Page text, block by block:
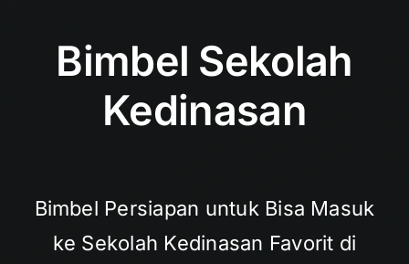
Bimbel Sekolah
Kedinasan
Bimbel Persiapan untuk Bisa Masuk
ke Sekolah Kedinasan Favorit di